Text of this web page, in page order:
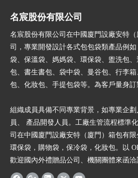
名宸股份有限公司
名宸股份有限公司在中國廈門設廠安特
司，專業開發設計各式包包袋類產品例
袋、保溫袋、媽媽袋、環保袋、盥洗包
包、書生書包、袋中袋、曼谷包、行李
包、化妝包、手提包袋等。為客戶量身訂
組織成員具備不同專業背景，如專業企
員、 產品開發人員。工廠生管流程標準
司在中國廈門設廠安特（廈門）箱包有
環保袋，購物袋，保冷袋，化妝包。以
歡迎國內外禮贈品公司、機關團體來函洽